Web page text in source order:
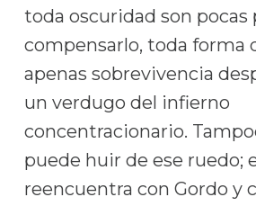
toda oscuridad son pocas
compensarlo, toda forma
apenas sobrevivencia
un verdugo del infierno
concentracionario.
puede huir de ese ruedo;
reencuentra con Gordo y